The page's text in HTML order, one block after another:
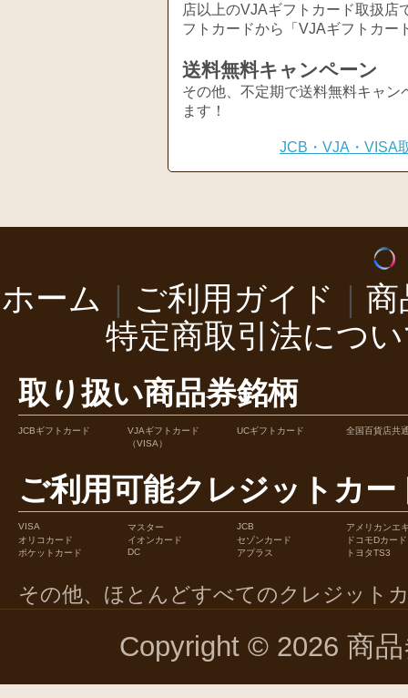
店以上のVJAギフトカード取扱店
フトカードから「VJAギフトカー
送料無料キャンペーン
その他、不定期で送料無料キャ
ます！
JCB・VJA・VISA
ホーム ご利用ガイド
商
特定商取引法につ
取り扱い商品券銘柄
JCBギフトカード
VJAギフトカード
（VISA）
UCギフトカード 全国百貨店共
ご利用可能クレジットカー
VISA マスター JCB
アメリカンエ
オリコカード
イオンカード セゾンカード
ドコモDカード
ポケットカード
DC アプラス トヨタTS3
その他、ほとんどすべてのクレジット
Copyright © 2026 商